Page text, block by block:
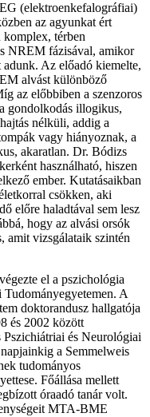
(elektroenkefalográfiai)
az agyunkat ért
komplex, térben
NREM fázisával, amikor
adunk. Az előadó kiemelte,
alvást különböző
az előbbiben a szenzoros
gondolkodás illogikus,
nélküli, addig a
vagy hiányoznak, a
akaratlan. Dr. Bódizs
használható, hiszen
ember. Kutatásaikban
csökken, aki
előre haladtával sem lesz
hogy az alvási orsók
amit vizsgálataik szintén
el a pszichológia
A
doktorandusz hallgatója
és 2002 között
és Neurológiai
a Semmelweis
tudományos
Főállása mellett
óraadó tanár volt.
MTA-BME